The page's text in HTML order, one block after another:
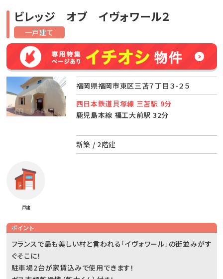
一戸建て
ビレッジ オブ イヴォワール２
福岡県福岡市東区三苫７丁目３-２５
西日本鉄道貝塚線 三苫駅 9分
鹿児島本線 福工大前駅 32分
新築 / 2階建
戸建
ポイント
フランスで最も美しい村と言われる「イヴォワール」の街並みがす
ぐそこに！
駐車場2台が家賃込みで使用できます！